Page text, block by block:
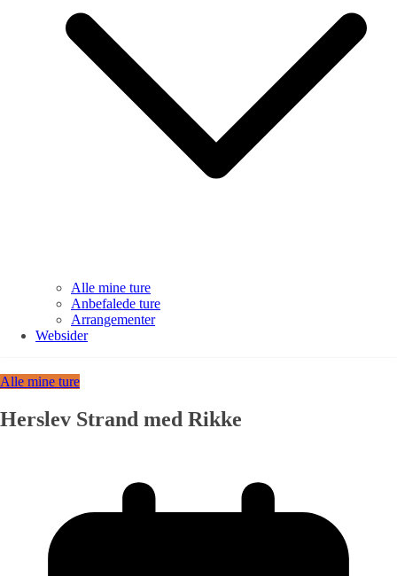
Alle mine ture
Anbefalede ture
Arrangementer
Websider
Alle mine ture
Herslev Strand med Rikke